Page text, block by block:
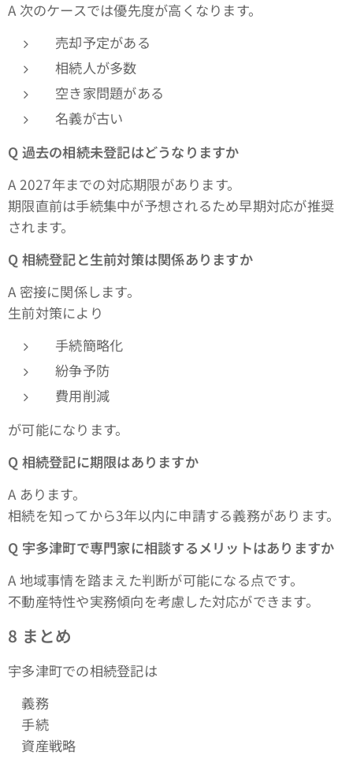
A 次のケースでは優先度が高くなります。
売却予定がある
相続人が多数
空き家問題がある
名義が古い
Q 過去の相続未登記はどうなりますか
A 2027年までの対応期限があります。
期限直前は手続集中が予想されるため早期対応が推奨
されます。
Q 相続登記と生前対策は関係ありますか
A 密接に関係します。
生前対策により
手続簡略化
紛争予防
費用削減
が可能になります。
Q 相続登記に期限はありますか
A あります。
相続を知ってから3年以内に申請する義務があります。
Q 宇多津町で専門家に相談するメリットはありますか
A 地域事情を踏まえた判断が可能になる点です。
不動産特性や実務傾向を考慮した対応ができます。
8 まとめ
宇多津町での相続登記は
義務
手続
資産戦略